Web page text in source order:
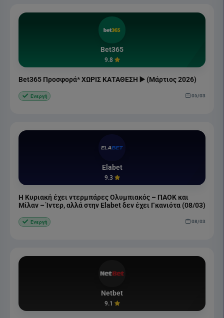
Bet365
9.8
Bet365 Προσφορά* ΧΩΡΙΣ ΚΑΤΑΘΕΣΗ ▶️ (Μάρτιος 2026)
Ενεργή 05/03
Elabet
9.3
Η Κυριακή έχει ντερμπάρες Ολυμπιακός – ΠΑΟΚ και
Μίλαν – Ίντερ, αλλά στην Elabet δεν έχει Γκανιότα (08/03)
Ενεργή 08/03
Netbet
9.1